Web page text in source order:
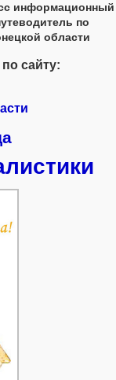
информационный
по
области
сайту: